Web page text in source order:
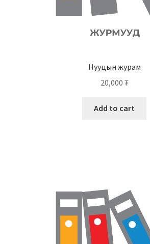
Нууцын журам
20,000 ₮
Add to cart